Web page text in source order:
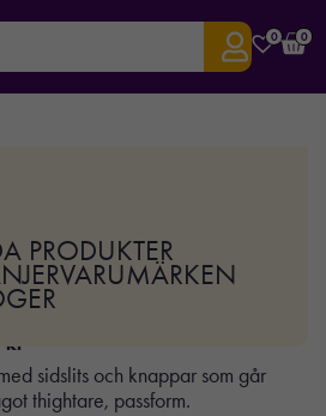
0 0
PRODUKTER
VARUMÄRKEN
Modern
kr
sidslits och knappar som går
thightare, passform.